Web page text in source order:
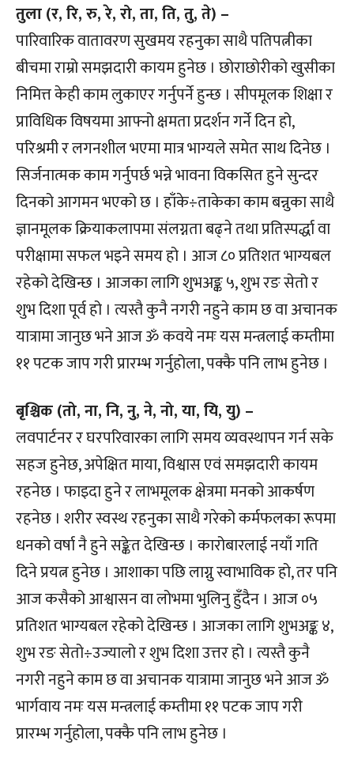
तुला (र, रि, रु, रे, रो, ता, ति, तु, ते) –
पारिवारिक वातावरण सुखमय रहनुका साथै पतिपत्नीका
बीचमा राम्रो समझदारी कायम हुनेछ । छोराछोरीको खुसीका
निमित्त केही काम लुकाएर गर्नुपर्ने हुन्छ । सीपमूलक शिक्षा र
प्राविधिक विषयमा आफ्नो क्षमता प्रदर्शन गर्ने दिन हो,
परिश्रमी र लगनशील भएमा मात्र भाग्यले समेत साथ दिनेछ ।
सिर्जनात्मक काम गर्नुपर्छ भन्ने भावना विकसित हुने सुन्दर
दिनको आगमन भएको छ । हाँके÷ताकेका काम बन्नुका साथै
ज्ञानमूलक क्रियाकलापमा संलग्नता बढ्ने तथा प्रतिस्पर्द्धा वा
परीक्षामा सफल भइने समय हो । आज ८० प्रतिशत भाग्यबल
रहेको देखिन्छ । आजका लागि शुभअङ्क ५, शुभ रङ सेतो र
शुभ दिशा पूर्व हो । त्यस्तै कुनै नगरी नहुने काम छ वा अचानक
यात्रामा जानुछ भने आज ॐ कवये नमः यस मन्त्रलाई कम्तीमा
११ पटक जाप गरी प्रारम्भ गर्नुहोला, पक्कै पनि लाभ हुनेछ ।
बृश्चिक (तो, ना, नि, नु, ने, नो, या, यि, यु) –
लवपार्टनर र घरपरिवारका लागि समय व्यवस्थापन गर्न सके
सहज हुनेछ, अपेक्षित माया, विश्वास एवं समझदारी कायम
रहनेछ । फाइदा हुने र लाभमूलक क्षेत्रमा मनको आकर्षण
रहनेछ । शरीर स्वस्थ रहनुका साथै गरेको कर्मफलका रूपमा
धनको वर्षा नै हुने सङ्केत देखिन्छ । कारोबारलाई नयाँ गति
दिने प्रयत्न हुनेछ । आशाका पछि लाग्नु स्वाभाविक हो, तर पनि
आज कसैको आश्वासन वा लोभमा भुलिनु हुँदैन । आज ०५
प्रतिशत भाग्यबल रहेको देखिन्छ । आजका लागि शुभअङ्क ४,
शुभ रङ सेतो÷उज्यालो र शुभ दिशा उत्तर हो । त्यस्तै कुनै
नगरी नहुने काम छ वा अचानक यात्रामा जानुछ भने आज ॐ
भार्गवाय नमः यस मन्त्रलाई कम्तीमा ११ पटक जाप गरी
प्रारम्भ गर्नुहोला, पक्कै पनि लाभ हुनेछ ।